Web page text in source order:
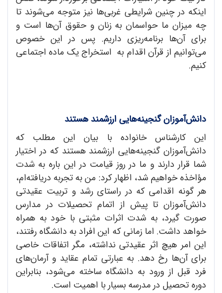
اینکه در چنین شرایطی غربی‌ها نیز متوجه می‌‌شوند تا
چه میزان ما حواسمان به زنان و حقوق آن‌ها است و
برای آن‌ها برنامه‌ریزی داریم. پس در این خصوص
می‌توانیم از قرآن اقدام به استخراج یک ماده اجتماعی
کنیم.
دانش‌آموزان گنجینه‌هایی ارزشمند هستند
این کارشناس خانواده با بیان این مطلب که
دانش‌آموزان گنجینه‌هایی ارزشمند هستند که در اختیار
شما قرار دارند و ما در روز قیامت در این باره به شدت
مؤاخذه خواهیم شد، اظهار کرد: من به تجربه دریافته‌ام،
هر گونه اقدامی که در راستای رشد و تربیت عقیدتی
دانش‌آموزان تا پیش از اتمام تحصیلات در مدارس
صورت گیرد، به شدت اثرات مثبتی با خود به همراه
خواهد داشت. اما زمانی که این افراد به دانشگاه رفتند،
این امر هیچ اثر عقیدتی نداشته، مگر اتفاقات خاصی
برای آن‌ها رخ دهد. به عبارتی تمام عقاید و آرمان‌های
فرد قبل از ورود به دانشگاه ساخته می‌شود، بنابراین
دوره تحصیل در مدرسه بسیار با اهمیت است.